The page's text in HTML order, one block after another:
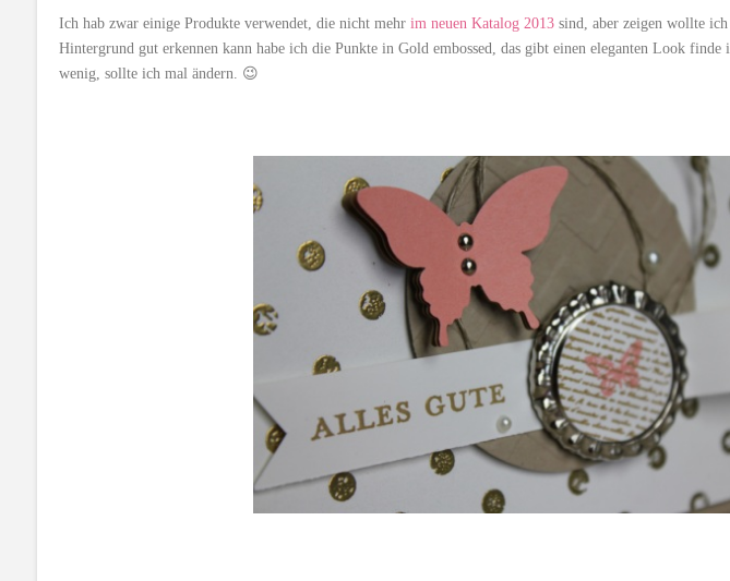
Ich hab zwar einige Produkte verwendet, die nicht mehr im neuen Katalog 2013sind, aber zeigen wollte
Hintergrund gut erkennen kann habe ich die Punkte in Gold embossed, das gibt einen eleganten Look
wenig, sollte ich mal ändern. 😉